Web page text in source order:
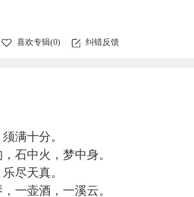
喜欢专辑(0) 纠错反馈
满十分。
石中火，梦中身。
尽天真。
一壶酒，一溪云。